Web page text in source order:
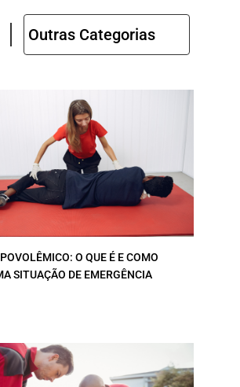
O QUE É E COMO
SITUAÇÃO DE EMERGÊNCIA